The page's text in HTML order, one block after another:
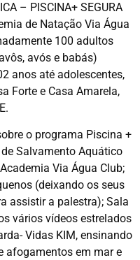
– PISCINA+ SEGURA
de Natação Via Água
100 adultos
avós e babás)
anos até adolescentes,
Forte e Casa Amarela,
o programa Piscina +
Salvamento Aquático
Via Água Club;
(deixando os seus
assistir a palestra); Sala
vários vídeos estrelados
Vidas KIM, ensinando
afogamentos em mar e